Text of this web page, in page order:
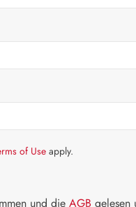
of Useapply.
und die AGB gelesen